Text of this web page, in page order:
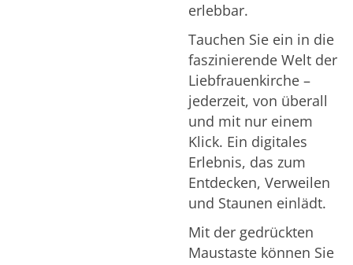
erlebbar.
Tauchen Sie ein in die
faszinierende Welt der
Liebfrauenkirche –
jederzeit, von überall
und mit nur einem
Klick. Ein digitales
Erlebnis, das zum
Entdecken, Verweilen
und Staunen einlädt.
Mit der gedrückten
Maustaste können Sie